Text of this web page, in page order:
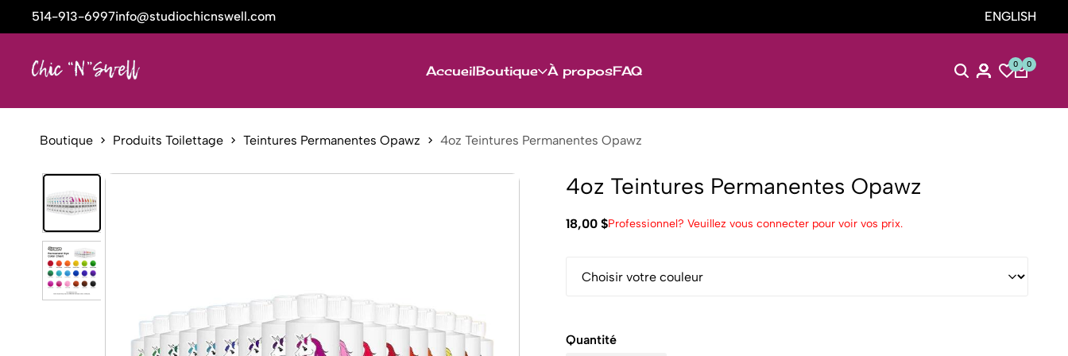
514-913-6997info@studiochicnswell.com ENGLISH
AccueilBoutique À proposFAQ 0 0
Boutique Produits Toilettage Teintures Permanentes Opawz 4oz Teintures Permanentes Opawz
4oz Teintures Permanentes Opawz
18,00 $Professionnel? Veuillez vous connecter pour voir vos prix.
Quantité